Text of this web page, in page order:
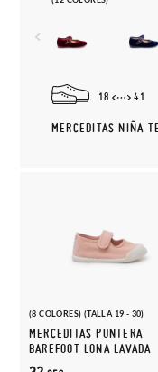
18 41
MERCEDITAS NIÑA
(8 COLORES) (TALLA 19 - 30)
MERCEDITAS PUNTERA
BAREFOOT LONA LAVADA